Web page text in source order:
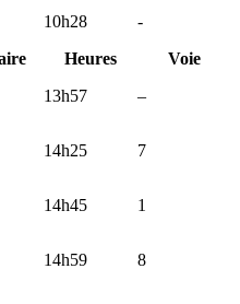
10h28
-
Heures
Voie
13h57 –
14h25 7
14h45 1
14h59 8